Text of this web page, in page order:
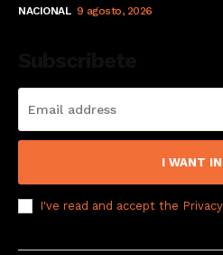
NACIONAL 9 agosto, 2026
I WANT IN
I've read and accept the